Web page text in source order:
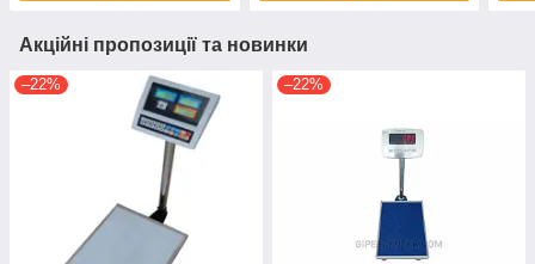
Акційні пропозиції та новинки
–22% –22%